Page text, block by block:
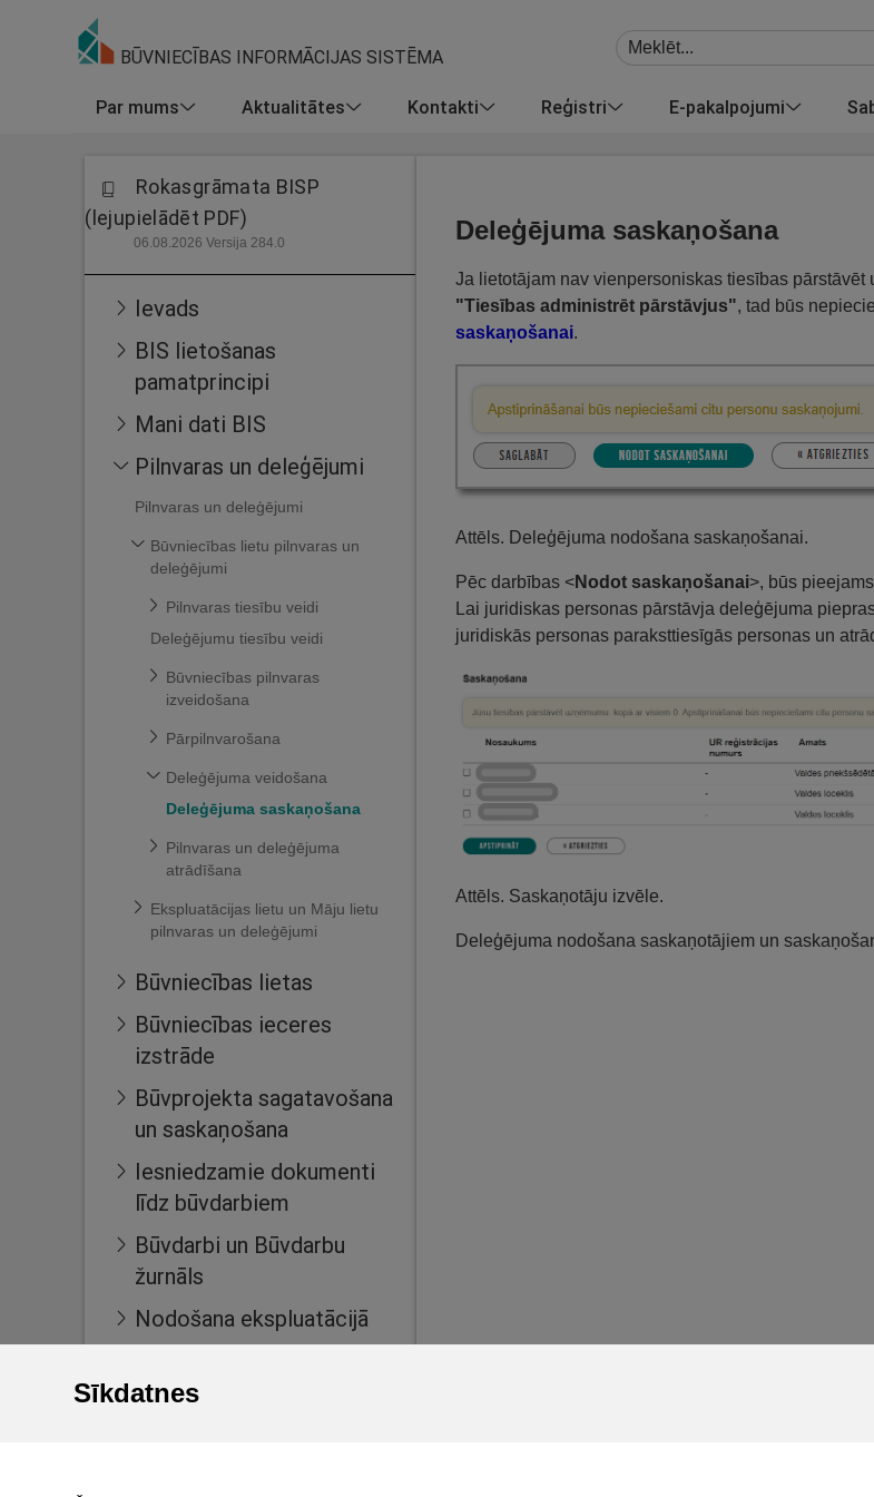
BŪVNIECĪBAS INFORMĀCIJAS SISTĒMA
Par mums Aktualitātes Kontakti Reģistri E-pakalpojumi
Sīkdatnes
Rokasgrāmata BISP
(lejupielādēt PDF)
06.08.2026 Versija 284.0
Ievads
BIS lietošanas
pamatprincipi
Mani dati BIS
Pilnvaras un deleģējumi
Pilnvaras un deleģējumi
Būvniecības lietu pilnvaras un
deleģējumi
Pilnvaras tiesību veidi
Deleģējumu tiesību veidi
Būvniecības pilnvaras
izveidošana
Pārpilnvarošana
Deleģējuma veidošana
Deleģējuma saskaņošana
Pilnvaras un deleģējuma
atrādīšana
Ekspluatācijas lietu un Māju lietu
pilnvaras un deleģējumi
Būvniecības lietas
Būvniecības ieceres
izstrāde
Būvprojekta sagatavošana
un saskaņošana
Iesniedzamie dokumenti
līdz būvdarbiem
Būvdarbi un Būvdarbu
žurnāls
Nodošana ekspluatācijā
Māju lietas
Deleģējuma saskaņošana
Ja lietotājam nav vienpersoniskas tiesības
"Tiesības administrēt pārstāvjus", tad būs
saskaņošanai.
Attēls. Deleģējuma nodošana saskaņošanai.
Pēc darbības <Nodot saskaņošanai>, būs
Lai juridiskas personas pārstāvja deleģējuma
juridiskās personas paraksttiesīgās personas un
Attēls. Saskaņotāju izvēle.
Deleģējuma nodošana saskaņotājiem un